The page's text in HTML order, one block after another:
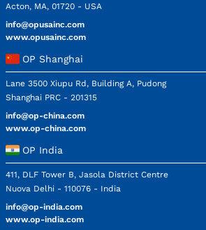
Acton, MA, 01720 - USA
info@opusainc.com
www.opusainc.com
OP Shanghai
Lane 3500 Xiupu Rd, Building A, Pudong
Shanghai PRC - 201315
info@op-china.com
www.op-china.com
OP India
411, DLF Tower B, Jasola District Centre
Nuova Delhi - 110076 - India
info@op-india.com
www.op-india.com